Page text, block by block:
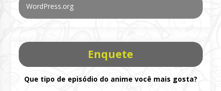
WordPress.org
Enquete
Que tipo de episódio do anime você mais gosta?